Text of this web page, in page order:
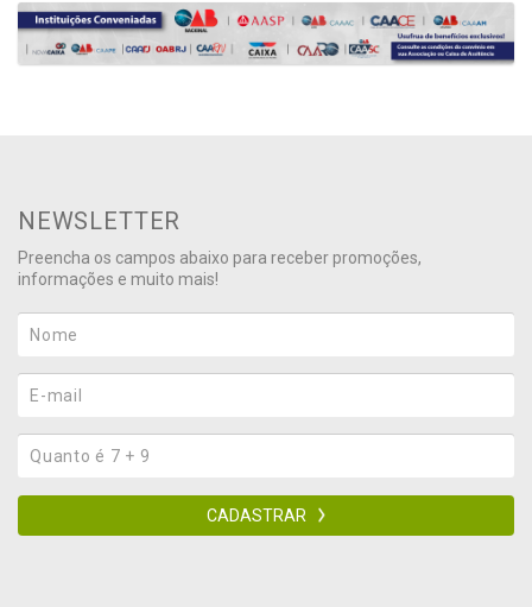
NEWSLETTER
Preencha os campos abaixo para receber promoções,
informações e muito mais!
CADASTRAR